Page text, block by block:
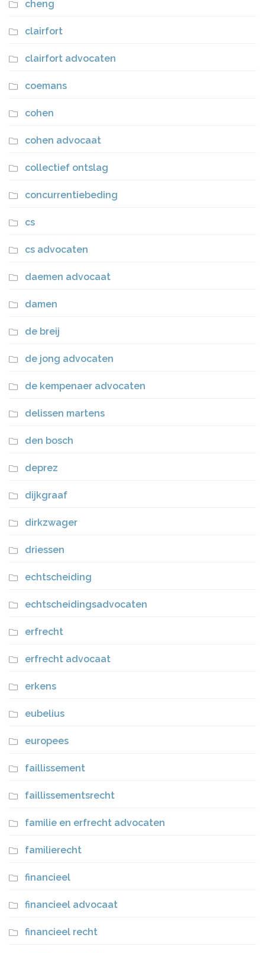
cheng
clairfort
clairfort advocaten
coemans
cohen
cohen advocaat
collectief ontslag
concurrentiebeding
cs
cs advocaten
daemen advocaat
damen
de breij
de jong advocaten
de kempenaer advocaten
delissen martens
den bosch
deprez
dijkgraaf
dirkzwager
driessen
echtscheiding
echtscheidingsadvocaten
erfrecht
erfrecht advocaat
erkens
eubelius
europees
faillissement
faillissementsrecht
familie en erfrecht advocaten
familierecht
financieel
financieel advocaat
financieel recht